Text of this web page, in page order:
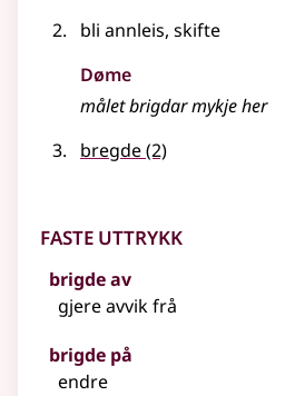
bli annleis, skifte
Døme
målet brigdar mykje her
bregde(2)
Faste uttrykk
brigde av
gjere avvik frå
brigde på
endre